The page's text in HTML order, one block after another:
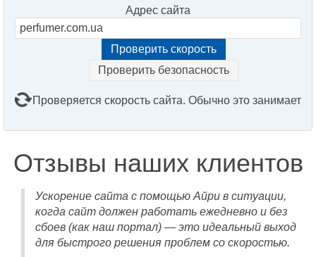
Адрес сайта
Проверить безопасность
Проверяется скорость сайта. Обычно это занимает
Отзывы наших клиентов
Ускорение сайта с помощью Айри в ситуации,
когда сайт должен работать ежедневно и без
сбоев (как наш портал) — это идеальный выход
для быстрого решения проблем со скоростью.